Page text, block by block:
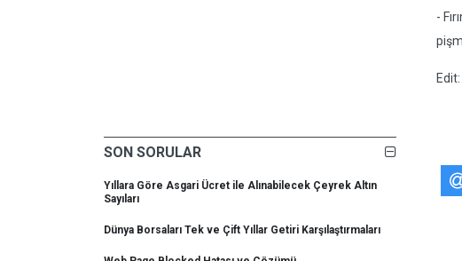
SON SORULAR
Yıllara Göre Asgari Ücret ile Alınabilecek Çeyrek Altın
Sayıları
Dünya Borsaları Tek ve Çift Yıllar Getiri Karşılaştırmaları
-